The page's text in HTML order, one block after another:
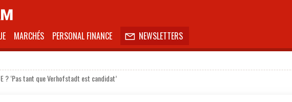
MARCHÉS PERSONAL FINANCE  NEWSLETTERS
? ‘Pas tant que Verhofstadt est candidat’